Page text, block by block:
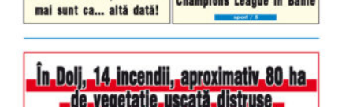
luni-vineri
9.00 - 17.00
duminică
9.00 - 12.00